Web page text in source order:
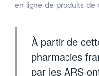
en ligne de produits de
À partir de
pharmacies
par les ARS